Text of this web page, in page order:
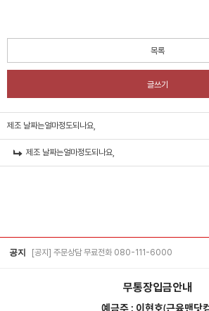
목록
글쓰기
제조 날짜는얼마정도되나요,
제조 날짜는얼마정도되나요,
공지 [공지] 주문상담 무료전화 080-111-6000
무통장입금안내
예금주 : 이현호(근육맨닷